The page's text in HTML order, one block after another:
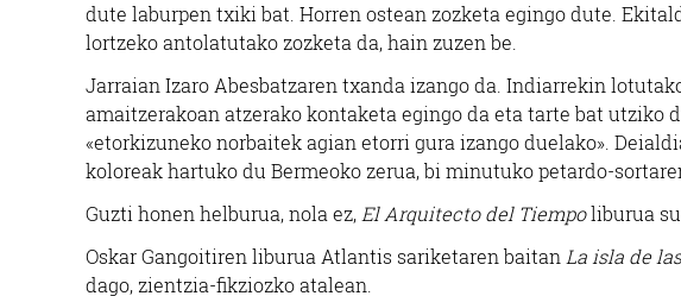
dute laburpen txiki bat. Horren ostean zozketa egingo dute.
lortzeko antolatutako zozketa da, hain zuzen be.
Jarraian Izaro Abesbatzaren txanda izango da. Indiarrekin
amaitzerakoan atzerako kontaketa egingo da eta tarte bat utziko
«etorkizuneko norbaitek agian etorri gura izango duelako».
koloreak hartuko du Bermeoko zerua, bi minutuko petardo-
Guzti honen helburua, nola ez, El Arquitecto del Tiempoliburua
Oskar Gangoitiren liburua Atlantis sariketaren baitan La isla de
dago, zientzia-fikziozko atalean.